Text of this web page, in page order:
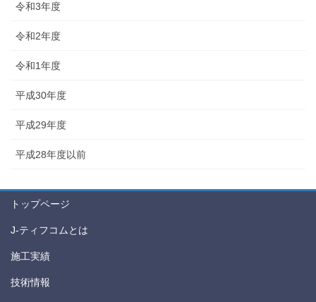
令和3年度
令和2年度
令和1年度
平成30年度
平成29年度
平成28年度以前
トップページ
J-ティフコムとは
施工実績
技術情報